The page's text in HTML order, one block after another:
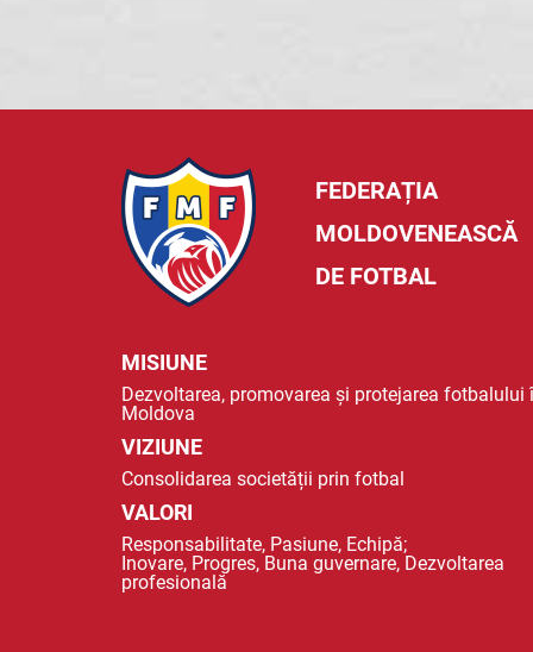
FEDERAȚIA
MOLDOVENEASCĂ
DE FOTBAL
MISIUNE
Dezvoltarea, promovarea și protejarea fotbalului
Moldova
VIZIUNE
Consolidarea societății prin fotbal
VALORI
Responsabilitate, Pasiune, Echipă;
Inovare, Progres, Buna guvernare, Dezvoltarea
profesională